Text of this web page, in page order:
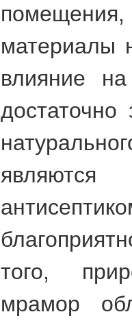
материалы
влияние
того,
мрамор